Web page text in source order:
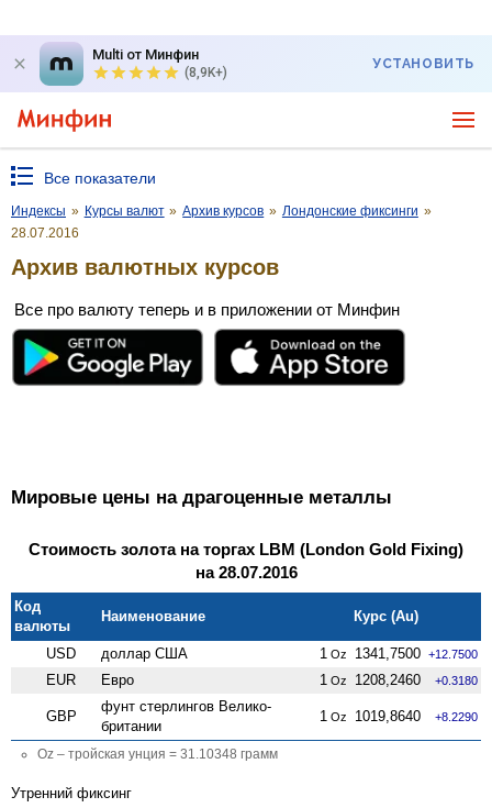
Multi от Минфин
(8,9K+)
УСТАНОВИТЬ
Все показатели
Индексы » Курсы валют » Архив курсов » Лондонские фиксинги »
28.07.2016
Архив валютных курсов
Все про валюту теперь и в приложении от Минфин
Мировые цены на драгоценные металлы
Стоимость золота на торгах LBM (London Gold Fixing)
на 28.07.2016
Код
валюты
Наименование Курс (Au)
USD доллар США 1 Oz 1341,7500 +12.7500
EUR Евро 1 Oz 1208,2460 +0.3180
GBP
фунт стерлингов Велико­
британии
1 Oz 1019,8640 +8.2290
Oz – тройская унция = 31.10348 грамм
Утренний фиксинг